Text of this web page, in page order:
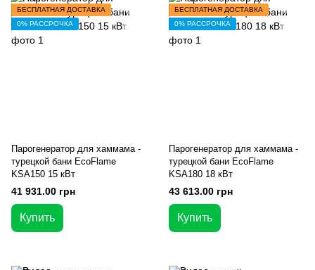
БЕСПЛАТНАЯ ДОСТАВКА
0% РАССРОЧКА
Парогенератор для хаммама -
турецкой бани EcoFlame
KSA150 15 кВт
41 931.00 грн
Купить
БЕСПЛАТНАЯ ДОСТАВКА
0% РАССРОЧКА
Парогенератор для хаммама -
турецкой бани EcoFlame
KSA180 18 кВт
43 613.00 грн
Купить